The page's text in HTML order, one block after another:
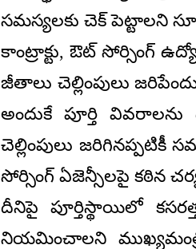
సమస్యలకు చెక్ పెట్టాలని
కాంట్రాక్టు, ఔట్ సోర్సింగ్
జీతాలు చెల్లింపులు
అందుకే పూర్తి
చెల్లింపులు జరిగినప్పటికీ
సోర్సింగ్ ఏజెన్సీలపై కఠిన
దీనిపై పూర్తిస్థాయిలో
నియమించాలని